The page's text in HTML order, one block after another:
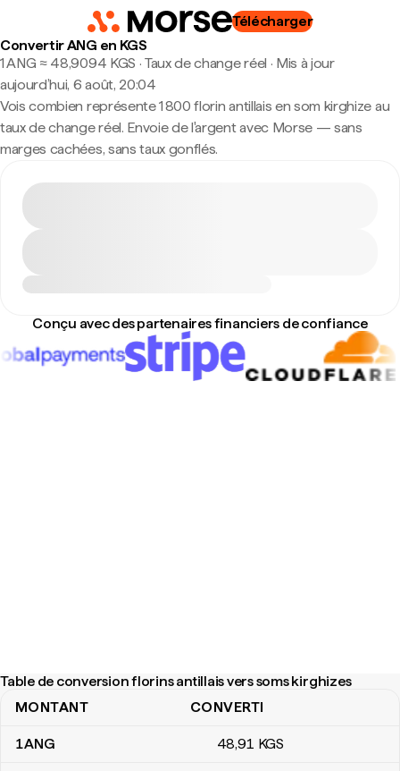
Télécharger
Convertir ANG en KGS
1 ANG ≈ 48,9094 KGS · Taux de change réel · Mis à jour
aujourd’hui, 6 août, 20:04
Vois combien représente 1 800 florin antillais en som kirghize au
taux de change réel. Envoie de l'argent avec Morse — sans
marges cachées, sans taux gonflés.
Conçu avec des partenaires financiers de confiance
Table de conversion florins antillais vers soms kirghizes
Table de conversion florins antillais vers soms kirghizes
MONTANT CONVERTI
1ANG 48,91 KGS